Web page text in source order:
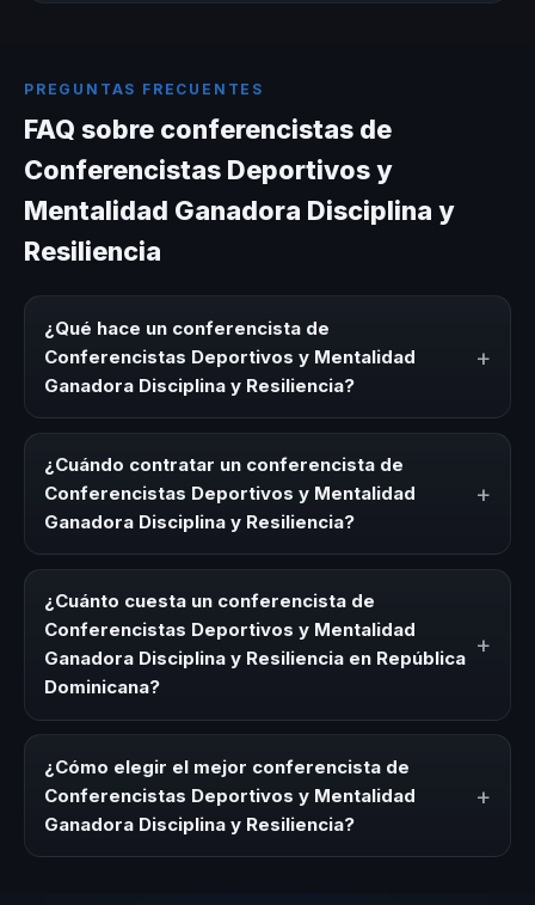
PREGUNTAS FRECUENTES
FAQ sobre conferencistas de
Conferencistas Deportivos y
Mentalidad Ganadora Disciplina y
Resiliencia
¿Qué hace un conferencista de
Conferencistas Deportivos y Mentalidad
Ganadora Disciplina y Resiliencia?
+
Mentalidad Ganadora Disciplina y Resiliencia es un
experto que comparte conocimiento, estrategias y
experiencias sobre este tema en eventos corporativos,
convenciones y seminarios. Su objetivo es generar
reflexión, inspiración y herramientas aplicables para la
¿Cuándo contratar un conferencista de
Conferencistas Deportivos y Mentalidad
Ganadora Disciplina y Resiliencia?
+
Deportivos y Mentalidad Ganadora Disciplina y Resiliencia
para kick-offs, convenciones anuales, programas de
desarrollo, eventos de integración o cuando tu
organización necesita impulsar un cambio cultural
relacionado con esta temática.
¿Cuánto cuesta un conferencista de
Conferencistas Deportivos y Mentalidad
Ganadora Disciplina y Resiliencia en República
Dominicana?
+
modalidad (presencial o virtual) y la duración del evento.
En CHM República Dominicana ofrecemos asesoría
estratégica sin costo y una propuesta en menos de 24
horas adaptada a tu presupuesto.
¿Cómo elegir el mejor conferencista de
Conferencistas Deportivos y Mentalidad
Ganadora Disciplina y Resiliencia?
+